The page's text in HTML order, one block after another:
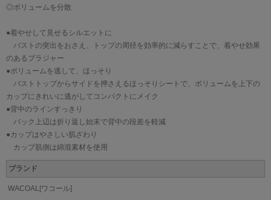
◎ボリュームを分散
●着やせして見せるシルエットに
バストの突出をおさえ、トップの周径を効率的に減らすことで、着やせ効果
のあるブラジャー
●ボリュームを逃して、ほっそり
バストトップからサイドを押さえるほっそりシートで、ボリュームを上下の
カップにきれいに逃がしてコンパクトにメイク
●背中のラインすっきり
バック上辺は折り返し始末で背中の段差を軽減
●カップはやさしい肌ざわり
カップ肌側は綿混素材を使用
ブランド
WACOAL[ワコール]